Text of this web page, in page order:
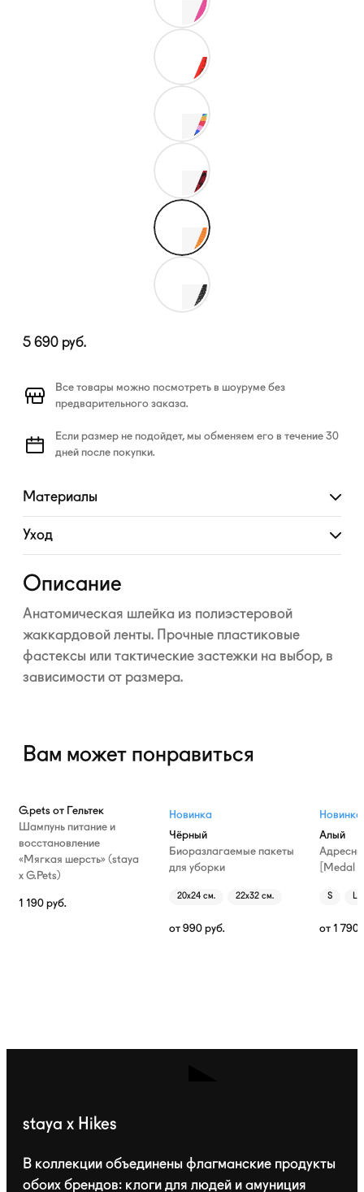
5 690 руб.
Все товары можно посмотреть в шоуруме без
предварительного заказа.
Если размер не подойдет, мы обменяем его в течение 30
дней после покупки.
Материалы
Развернуть
Уход
Развернуть
Описание
Анатомическая шлейка из полиэстеровой
жаккардовой ленты. Прочные пластиковые
фастексы или тактические застежки на выбор, в
зависимости от размера.
Вам может понравиться
G.pets от Гельтек
Шампунь питание и
восстановление
«Мягкая шерсть» (staya
х G.Pets)
1 190 руб.
Новинка
Чёрный
Биоразлагаемые пакеты
для уборки
20х24 см. 22х32 см.
от 990 руб.
Новинка
Алый
[Medal
S L
от 1 790
staya x Hikes
В коллекции объединены флагманские продукты
обоих брендов: клоги для людей и амуниция